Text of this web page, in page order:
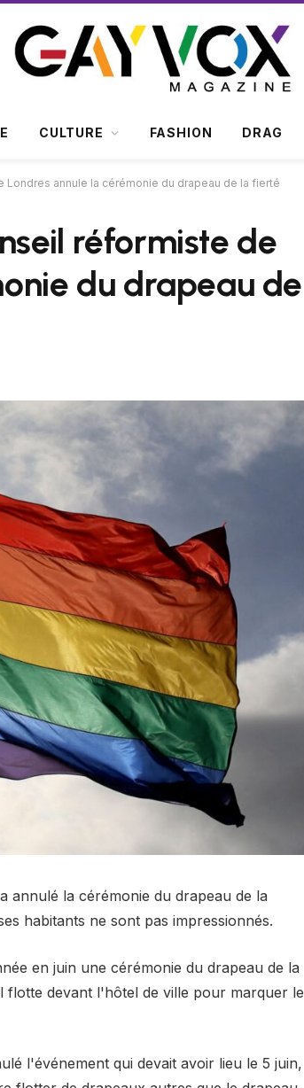
CULTURE FASHION DRAG
annule la cérémonie du drapeau de la fierté
réformiste de
du drapeau de
annulé la cérémonie du drapeau de la
habitants ne sont pas impressionnés.
en juin une cérémonie du drapeau de la
devant l'hôtel de ville pour marquer le
l'événement qui devait avoir lieu le 5 juin,